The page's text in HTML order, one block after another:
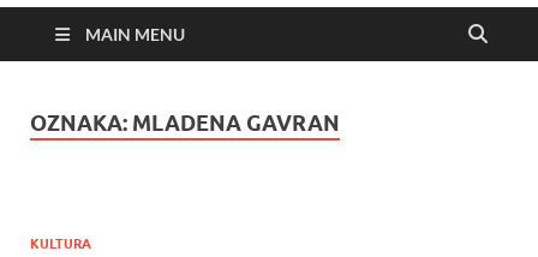
MAIN MENU
OZNAKA: MLADENA GAVRAN
KULTURA